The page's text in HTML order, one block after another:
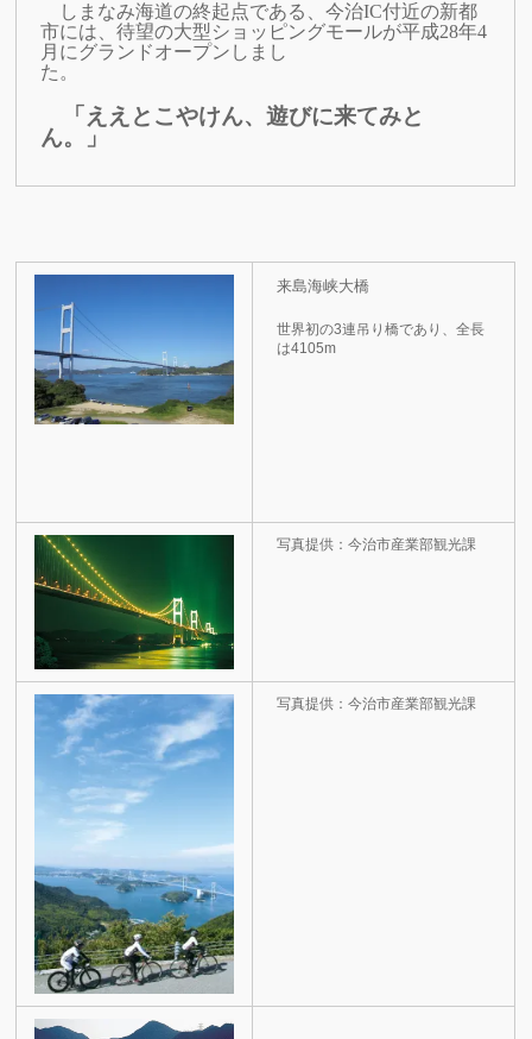
しまなみ海道の終起点である、今治IC付近の新都
市には、待望の大型ショッピングモールが平成28年4
月にグランドオープンしまし
た。
「ええとこやけん、遊びに来てみと
ん。」
来島海峡大橋
世界初の3連吊り橋であり、全長
は4105m
写真提供：今治市産業部観光課
写真提供：今治市産業部観光課